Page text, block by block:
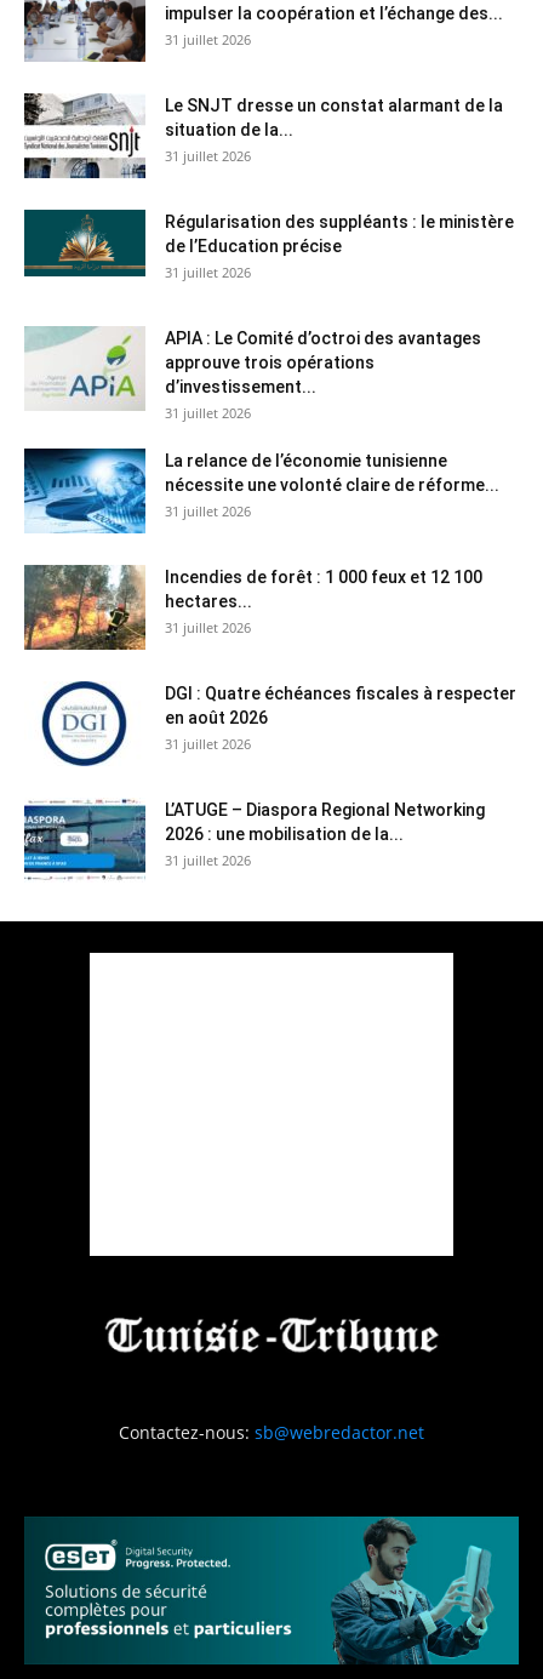
impulser la coopération et l’échange des...
31 juillet 2026
Le SNJT dresse un constat alarmant de la
situation de la...
31 juillet 2026
Régularisation des suppléants : le ministère
de l’Education précise
31 juillet 2026
APIA : Le Comité d’octroi des avantages
approuve trois opérations
d’investissement...
31 juillet 2026
La relance de l’économie tunisienne
nécessite une volonté claire de réforme...
31 juillet 2026
Incendies de forêt : 1 000 feux et 12 100
hectares...
31 juillet 2026
DGI : Quatre échéances fiscales à respecter
en août 2026
31 juillet 2026
L’ATUGE – Diaspora Regional Networking
2026 : une mobilisation de la...
31 juillet 2026
Contactez-nous: sb@webredactor.net